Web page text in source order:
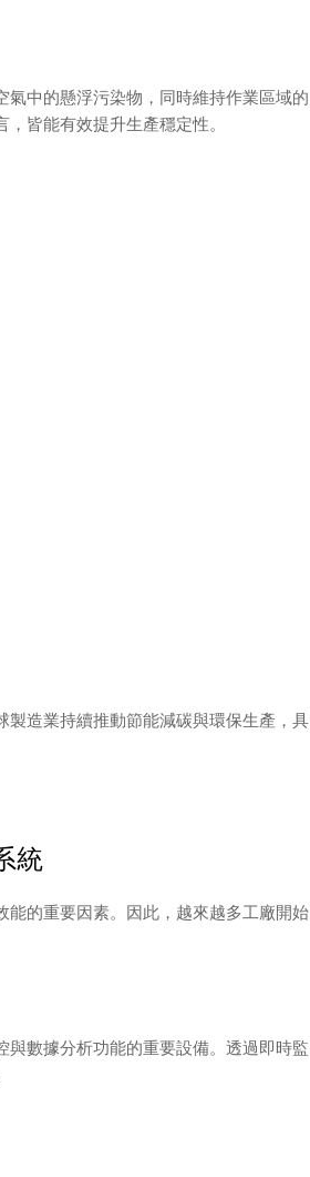
中的懸浮污染物，同時維持作業區域的
皆能有效提升生產穩定性。
造業持續推動節能減碳與環保生產，具
統
的重要因素。因此，越來越多工廠開始
數據分析功能的重要設備。透過即時監